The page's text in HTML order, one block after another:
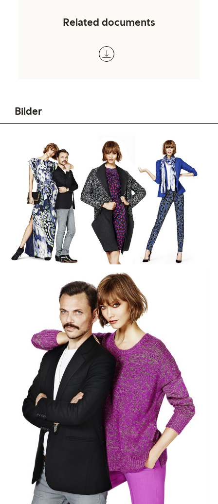
Related documents
Bilder